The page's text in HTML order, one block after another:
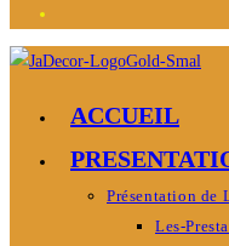
ACCUEIL
Présentation de
Les-